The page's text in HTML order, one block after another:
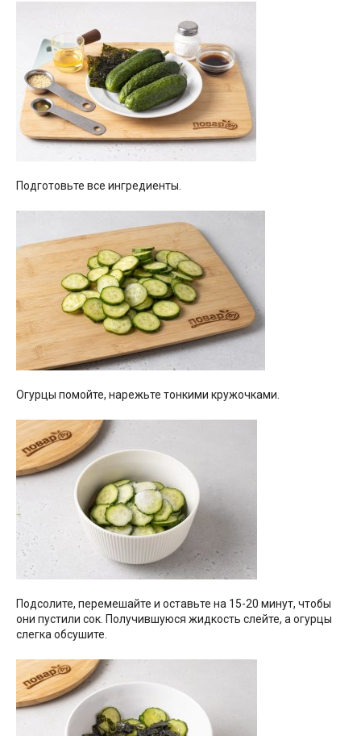
Подготовьте все ингредиенты.
Огурцы помойте, нарежьте тонкими кружочками.
Подсолите, перемешайте и оставьте на 15-20 минут, чтобы
они пустили сок. Получившуюся жидкость слейте, а огурцы
слегка обсушите.